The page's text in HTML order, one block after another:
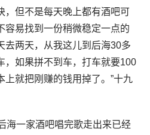
，但不是每天晚上都有酒吧可
容易找到一份稍微稳定一点的
去两天，从我这儿到后海30多
，如果拼不到车，打车就要100
上就把刚赚的钱用掉了。”十九
海一家酒吧唱完歌走出来已经